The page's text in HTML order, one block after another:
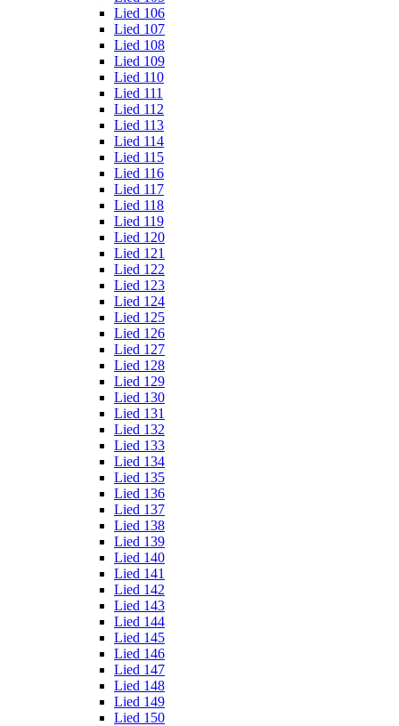
Lied 106
Lied 107
Lied 108
Lied 109
Lied 110
Lied 111
Lied 112
Lied 113
Lied 114
Lied 115
Lied 116
Lied 117
Lied 118
Lied 119
Lied 120
Lied 121
Lied 122
Lied 123
Lied 124
Lied 125
Lied 126
Lied 127
Lied 128
Lied 129
Lied 130
Lied 131
Lied 132
Lied 133
Lied 134
Lied 135
Lied 136
Lied 137
Lied 138
Lied 139
Lied 140
Lied 141
Lied 142
Lied 143
Lied 144
Lied 145
Lied 146
Lied 147
Lied 148
Lied 149
Lied 150